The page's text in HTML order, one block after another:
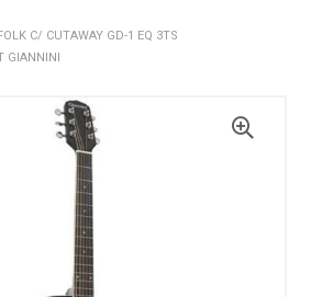
C/ CUTAWAY GD-1 EQ 3TS
GIANNINI